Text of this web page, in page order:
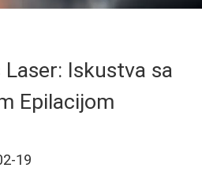
Iskustva sa
Epilacijom
19